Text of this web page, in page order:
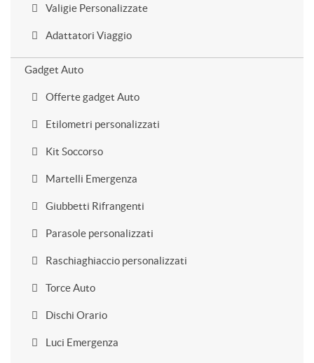
Valigie Personalizzate
Adattatori Viaggio
Gadget Auto
Offerte gadget Auto
Etilometri personalizzati
Kit Soccorso
Martelli Emergenza
Giubbetti Rifrangenti
Parasole personalizzati
Raschiaghiaccio personalizzati
Torce Auto
Dischi Orario
Luci Emergenza